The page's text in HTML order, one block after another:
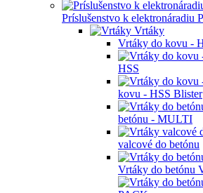
Príslušenstvo k elektronáradiu
Vrtáky
Vrtáky do kovu -
HSS
kovu - HSS Blister
betónu - MULTI
valcové do betónu
Vrtáky do betónu